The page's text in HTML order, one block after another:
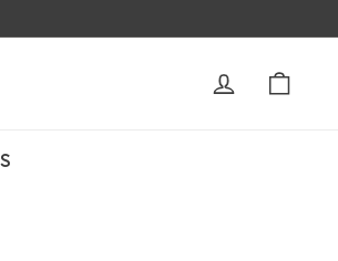
ACCOUNT